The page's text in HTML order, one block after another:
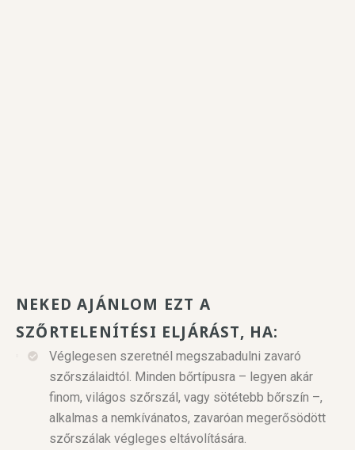
NEKED AJÁNLOM EZT A
SZŐRTELENÍTÉSI ELJÁRÁST, HA:
Véglegesen szeretnél megszabadulni zavaró
szőrszálaidtól. Minden bőrtípusra – legyen akár
finom, világos szőrszál, vagy sötétebb bőrszín –,
alkalmas a nemkívánatos, zavaróan megerősödött
szőrszálak végleges eltávolítására.​